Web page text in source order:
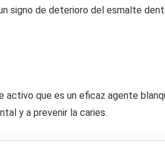
signo de deterioro del esmalte
activo que es un eficaz agente
y a prevenir la caries.